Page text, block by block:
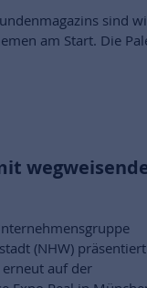
sind
am Start. Die
(NHW) präsentiert
auf der